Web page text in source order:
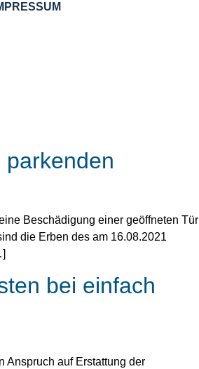
Beschädigung einer geöffneten Tür
die Erben des am 16.08.2021
bei einfach
Anspruch auf Erstattung der